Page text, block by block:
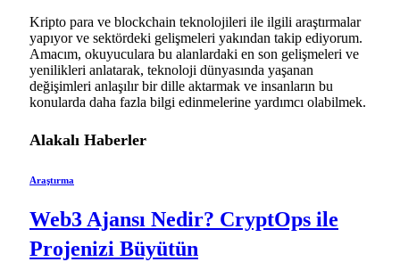
Kripto para ve blockchain teknolojileri ile ilgili araştırmalar
yapıyor ve sektördeki gelişmeleri yakından takip ediyorum.
Amacım, okuyuculara bu alanlardaki en son gelişmeleri ve
yenilikleri anlatarak, teknoloji dünyasında yaşanan
değişimleri anlaşılır bir dille aktarmak ve insanların bu
konularda daha fazla bilgi edinmelerine yardımcı olabilmek.
Alakalı Haberler
Araştırma
Web3 Ajansı Nedir? CryptOps ile
Projenizi Büyütün